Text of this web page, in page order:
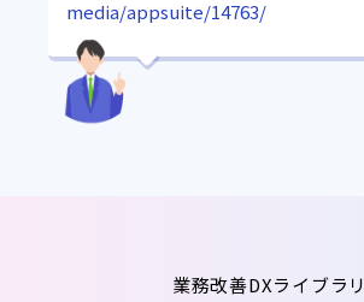
media/appsuite/14763/
業務改善DXライブラリ